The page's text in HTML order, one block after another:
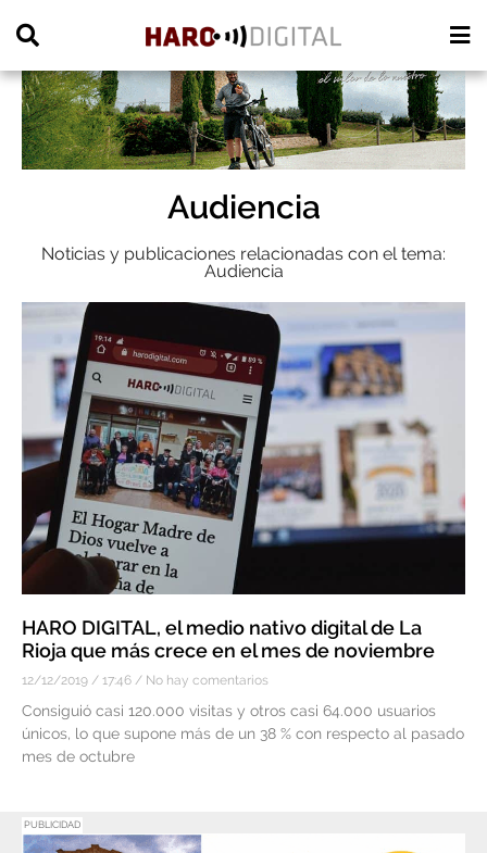
Audiencia
Noticias y publicaciones relacionadas con el tema:
Audiencia
HARO DIGITAL, el medio nativo digital de La
Rioja que más crece en el mes de noviembre
12/12/2019 17:46 No hay comentarios
Consiguió casi 120.000 visitas y otros casi 64.000 usuarios
únicos, lo que supone más de un 38 % con respecto al pasado
mes de octubre
PUBLICIDAD